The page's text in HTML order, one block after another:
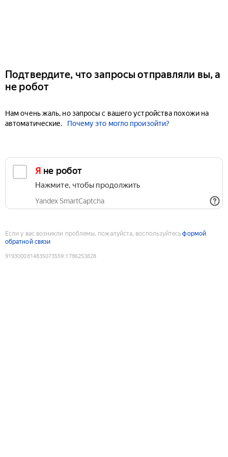
Подтвердите, что запросы отправляли вы, а
не робот
Нам очень жаль, но запросы с вашего устройства похожи на
автоматические.
Почему это могло произойти?
Я не робот
Нажмите, чтобы продолжить
Yandex SmartCaptcha
Если у вас возникли проблемы, пожалуйста, воспользуйтесьформой
обратной связи
9193000814835073559:1786253828